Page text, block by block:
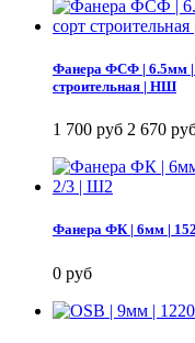
Фанера ФСФ | 6.5мм |
строительная | НШ
1 700 руб 2 670
Фанера ФК | 6мм |
0 руб